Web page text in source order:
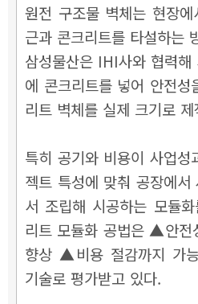
원전 구조물 벽체는 현장
근과 콘크리트를 타설하는
삼성물산은 IHI사와 협력
에 콘크리트를 넣어 안전
리트 벽체를 실제 크기로 제
특히 공기와 비용이 사업
젝트 특성에 맞춰 공장에
서 조립해 시공하는 모듈
리트 모듈화 공법은 ▲안
향상 ▲비용 절감까지 가
기술로 평가받고 있다.